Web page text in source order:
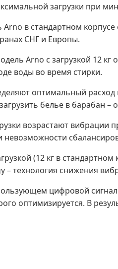
загрузки при
в стандартном
СНГ и Европы.
Arno с загрузкой 12
воды во время стирки.
оптимальный
белье в барабан
возрастают
(12 кг в
– технология снижения
цифровой
оптимизируется. В